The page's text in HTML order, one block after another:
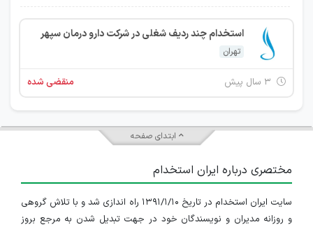
استخدام چند ردیف شغلی در شرکت دارو درمان سپهر
تهران
منقضی شده
ابتدای صفحه
مختصری درباره ایران استخدام
سایت ایران استخدام در تاریخ ۱۳۹۱/۱/۱۰ راه اندازی شد و با تلاش گروهی
و روزانه مدیران و نویسندگان خود در جهت تبدیل شدن به مرجع بروز